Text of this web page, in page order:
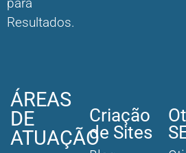
Resultados.
ÁREAS
DE
ATUAÇÃO
Criação
de Sites